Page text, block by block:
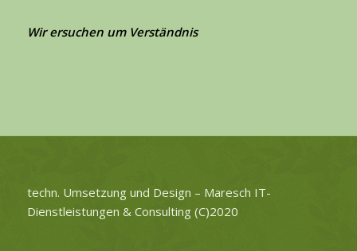
Wir ersuchen um Verständnis
techn. Umsetzung und Design – Maresch IT-
Dienstleistungen & Consulting (C)2020